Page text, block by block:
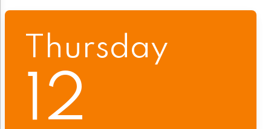
Thursday
12